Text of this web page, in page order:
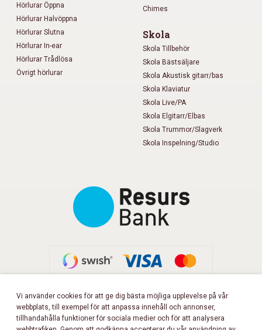
Hörlurar Öppna
Hörlurar Halvöppna
Hörlurar Slutna
Hörlurar In-ear
Hörlurar Trådlösa
Övrigt hörlurar
Chimes
Skola
Skola Tillbehör
Skola Bästsäljare
Skola Akustisk gitarr/bas
Skola Klaviatur
Skola Live/PA
Skola Elgitarr/Elbas
Skola Trummor/Slagverk
Skola Inspelning/Studio
FÖLJ OSS PÅ FACEBOOK!
Vi använder cookies för att ge dig bästa möjliga upplevelse på vår
webbplats, till exempel för att anpassa innehåll och annonser,
tillhandahålla funktioner för sociala medier och för att analysera